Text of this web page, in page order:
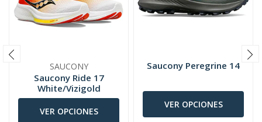
SAUCONY
Saucony Ride 17
White/Vizigold
VER OPCIONES
Saucony Peregrine 14
VER OPCIONES